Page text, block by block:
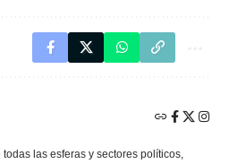
las esferas y sectores políticos,